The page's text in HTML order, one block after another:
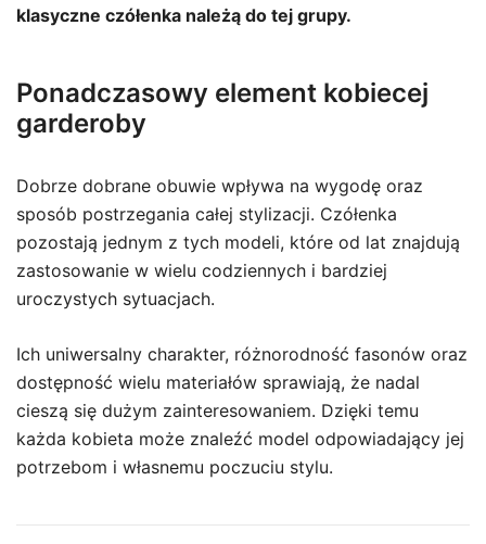
klasyczne czółenka należą do tej grupy.
Ponadczasowy element kobiecej
garderoby
Dobrze dobrane obuwie wpływa na wygodę oraz
sposób postrzegania całej stylizacji. Czółenka
pozostają jednym z tych modeli, które od lat znajdują
zastosowanie w wielu codziennych i bardziej
uroczystych sytuacjach.
Ich uniwersalny charakter, różnorodność fasonów oraz
dostępność wielu materiałów sprawiają, że nadal
cieszą się dużym zainteresowaniem. Dzięki temu
każda kobieta może znaleźć model odpowiadający jej
potrzebom i własnemu poczuciu stylu.